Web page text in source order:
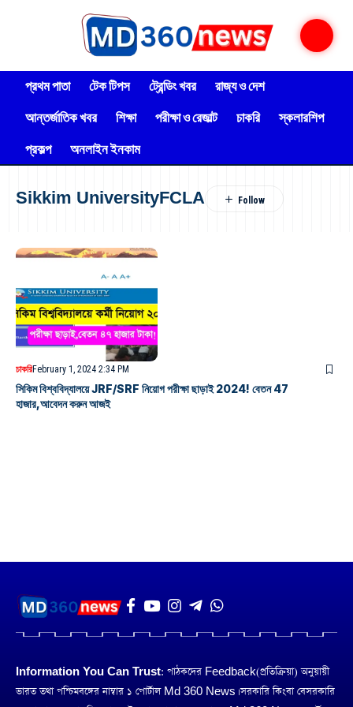
প্রথম পাতা টেক টিপস ট্রেন্ডিং খবর
রাজ্য ও দেশ
আন্তর্জাতিক খবর
শিক্ষা পরীক্ষা ও রেজাল্ট চাকরি
স্কলারশিপ
প্রকল্প
অনলাইন ইনকাম
Sikkim UniversityFCLA
চাকরিFebruary 1, 2024 2:34 PM
সিকিম বিশ্ববিদ্যালয়ে JRF/SRF নিয়োগ পরীক্ষা ছাড়াই 2024! বেতন 47
হাজার,আবেদন করুন আজই
Information You Can Trust: পাঠকদের Feedback(প্রতিক্রিয়া) অনুয়ায়ী
ভারত তথা পশ্চিমবঙ্গের নাম্বার ১ পোর্টাল Md 360 News। সরকারি কিংবা বেসরকারি